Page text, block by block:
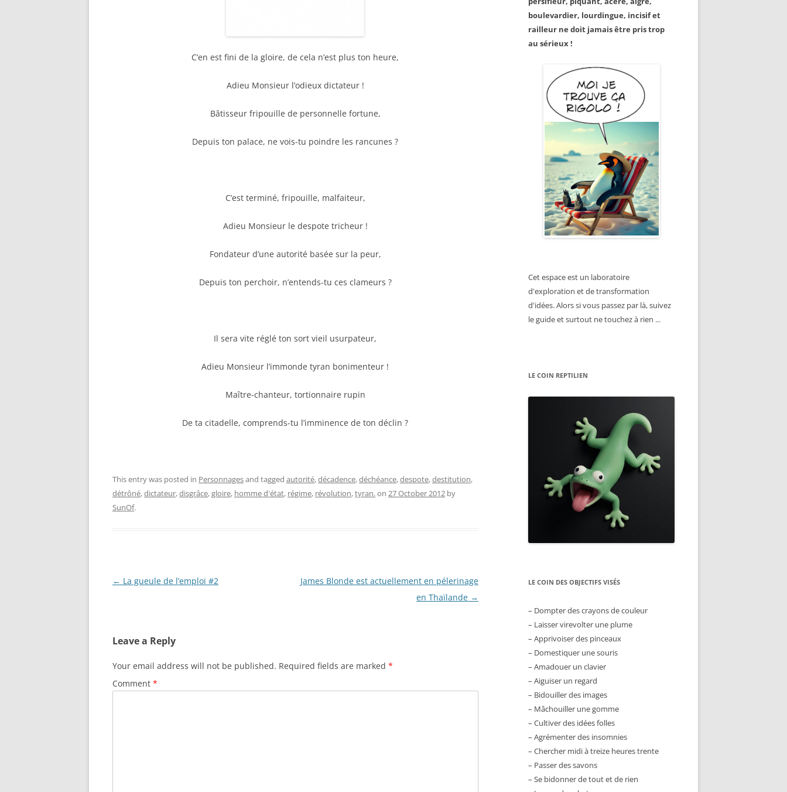
C’en est fini de la gloire, de cela n’est plus ton heure,
Adieu Monsieur l’odieux dictateur !
Bâtisseur fripouille de personnelle fortune,
Depuis ton palace, ne vois-tu poindre les rancunes ?
C’est terminé, fripouille, malfaiteur,
Adieu Monsieur le despote tricheur !
Fondateur d’une autorité basée sur la peur,
Depuis ton perchoir, n’entends-tu ces clameurs ?
Il sera vite réglé ton sort vieil usurpateur,
Adieu Monsieur l’immonde tyran bonimenteur !
Maître-chanteur, tortionnaire rupin
De ta citadelle, comprends-tu l’imminence de ton déclin ?
This entry was posted in Personnagesand tagged autorité,décadence,déchéance,despote,destitution,
détrôné,dictateur,disgrâce,gloire, homme d'état, régime, révolution,tyran.on 27 October 2012 by
SunOf.
Post
← La gueule de l’emploi #2
James Blonde est actuellement en pélerinage
en Thaïlande →
Leave a Reply
Your email address will not be published. Required fields are marked *
Comment *
boulevardier, lourdingue, incisif et
railleur ne doit jamais être pris trop
au sérieux !
Cet espace est un laboratoire
d'exploration et de transformation
d'idées. Alors si vous passez par là, suivez
le guide et surtout ne touchez à rien ...
LE COIN REPTILIEN
LE COIN DES OBJECTIFS VISÉS
– Dompter des crayons de couleur
– Laisser virevolter une plume
– Apprivoiser des pinceaux
– Domestiquer une souris
– Amadouer un clavier
– Aiguiser un regard
– Bidouiller des images
– Mâchouiller une gomme
– Cultiver des idées folles
– Agrémenter des insomnies
– Chercher midi à treize heures trente
– Passer des savons
– Se bidonner de tout et de rien